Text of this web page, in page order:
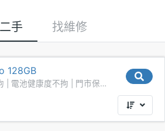
手 找維修
128GB
| 電池健康度不拘 | 門市保固